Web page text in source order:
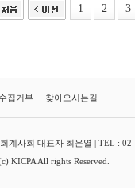
1 2 3
집거부 찾아오시는길
계사회 대표자 최운열 | TEL :
KICPA All rights Reserved.